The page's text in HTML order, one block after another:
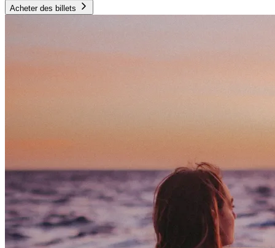
Acheter des billets